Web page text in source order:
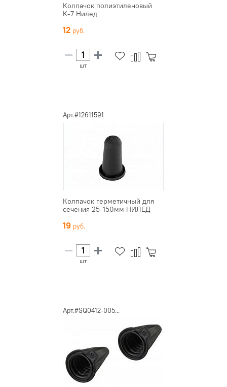
Колпачок полиэтиленовый
К-7 Нилед
12
шт
Арт.#12611591
Колпачок герметичный для
сечения 25-150мм НИЛЕД
19
шт
Арт.#SQ0412-005...